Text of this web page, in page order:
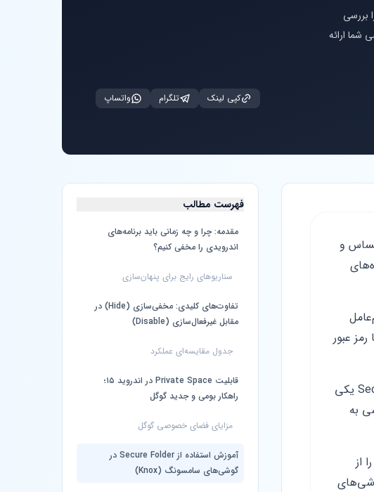
بررسی
شما ارائه
کپی لینک تلگرام واتساپ
فهرست مطالب
مقدمه: چرا و چه زمانی باید برنامه‌های
اندرویدی را مخفی کنیم؟
سناریوهای رایج برای پنهان‌سازی
تفاوت‌های کلیدی: مخفی‌سازی (Hide) در
مقابل غیرفعال‌سازی (Disable)
جدول مقایسه‌ای عملکرد
قابلیت Private Space در اندروید ۱۵؛
راهکار بومی و جدید گوگل
مزایای فضای خصوصی گوگل
آموزش استفاده از Secure Folder در
گوشی‌های سامسونگ (Knox)
و
عبور
تولیدکنندگان بزرگ موبایل مانند سامسونگ راهکارهای بومی دارند. قابلیت «پوشه امن» یا Secure Folder یکی
به
از